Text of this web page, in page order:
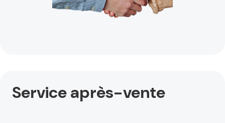
Service après-vente